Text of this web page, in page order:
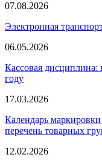
07.08.2026
Электронная
06.05.2026
Кассовая дисциплина:
году
17.03.2026
Календарь
перечень товарных
12.02.2026